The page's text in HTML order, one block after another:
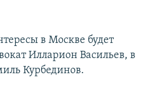
в Москве будет
Илларион Васильев, в
Курбединов.